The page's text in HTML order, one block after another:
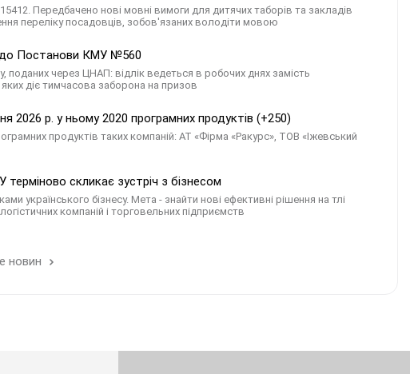
Передбачено нові мовні вимоги для дитячих таборів та закладів
переліку посадовців, зобов'язаних володіти мовою
до Постанови КМУ №560
через ЦНАП: відлік ведеться в робочих днях замість
діє тимчасова заборона на призов
2026 р. у ньому 2020 програмних продуктів (+250)
продуктів таких компаній: АТ «Фірма «Ракурс», ТОВ «Іжевський
терміново скликає зустріч з бізнесом
українського бізнесу. Мета - знайти нові ефективні рішення на тлі
компаній і торговельних підприємств
новин